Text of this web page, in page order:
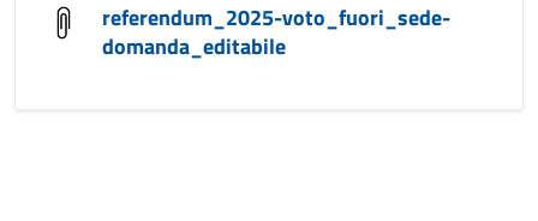
referendum_2025-voto_fuori_sede-
domanda_editabile